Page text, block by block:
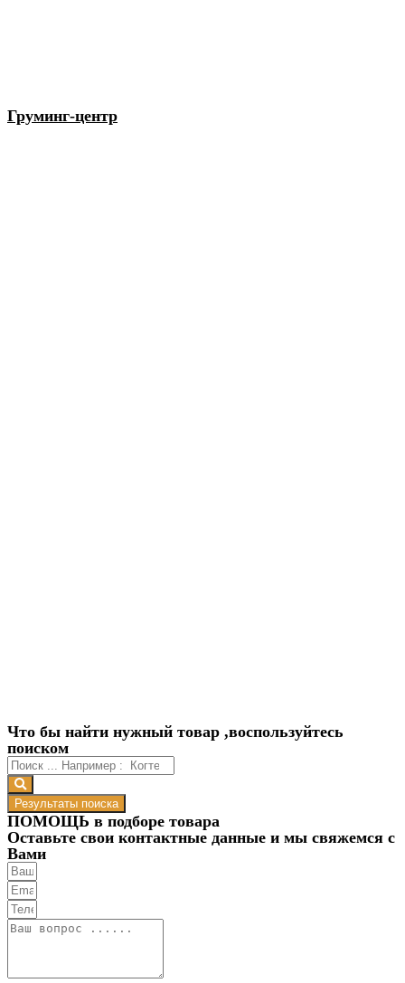
Груминг-центр
Что бы найти нужный товар ,воспользуйтесь
поиском
Результаты поиска
ПОМОЩЬ в подборе товара
Оставьте свои контактные данные и мы свяжемся с
Вами